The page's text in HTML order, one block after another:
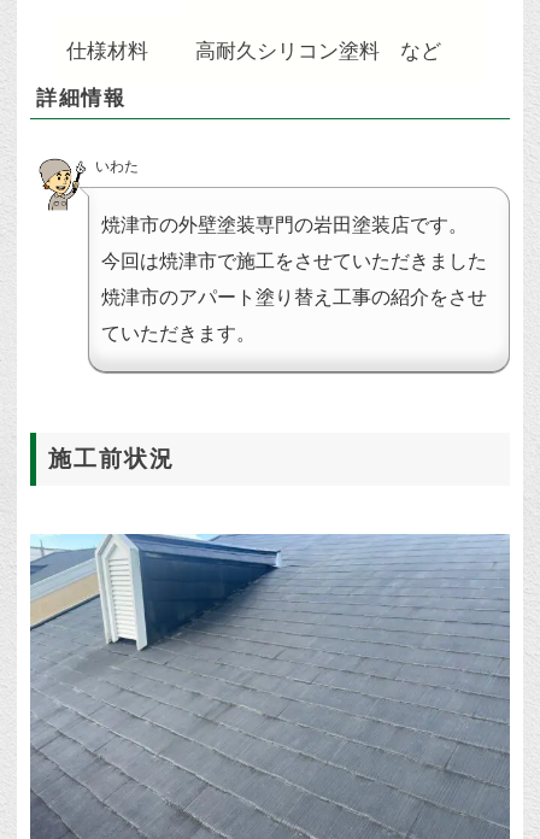
仕様材料 高耐久シリコン塗料 など
詳細情報
いわた
焼津市の外壁塗装専門の岩田塗装店です。
今回は焼津市で施工をさせていただきました
焼津市のアパート塗り替え工事の紹介をさせ
ていただきます。
施工前状況